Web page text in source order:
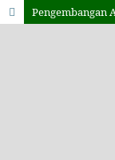
Pengembangan